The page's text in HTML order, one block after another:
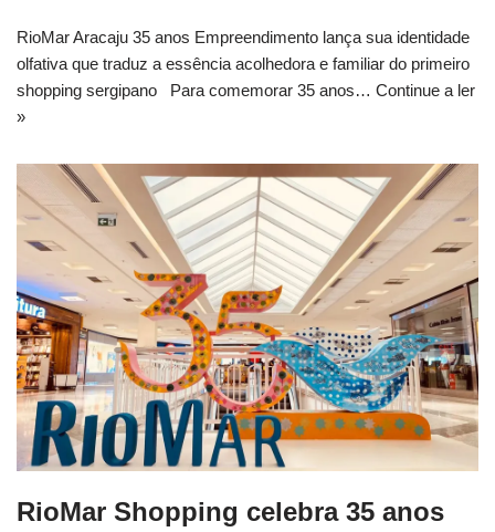
RioMar Aracaju 35 anos Empreendimento lança sua identidade
olfativa que traduz a essência acolhedora e familiar do primeiro
shopping sergipano Para comemorar 35 anos… Continue a ler
»
RioMar Shopping celebra 35 anos